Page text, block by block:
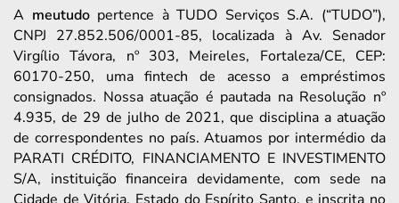
A meutudopertence à TUDO Serviços S.A. (“TUDO”),
CNPJ 27.852.506/0001-85, localizada à Av. Senador
Virgílio Távora, nº 303, Meireles, Fortaleza/CE, CEP:
60170-250, uma fintech de acesso a empréstimos
consignados. Nossa atuação é pautada na Resolução nº
4.935, de 29 de julho de 2021, que disciplina a atuação
de correspondentes no país. Atuamos por intermédio da
PARATI CRÉDITO, FINANCIAMENTO E INVESTIMENTO
S/A, instituição financeira devidamente, com sede na